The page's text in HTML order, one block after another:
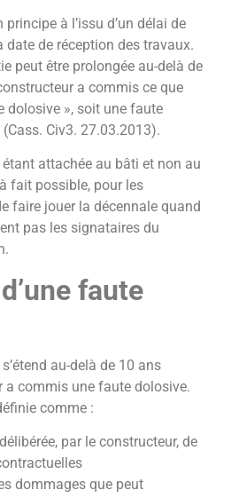
à l’issu d’un délai de
date de réception des travaux.
peut être prolongée au-delà de
a commis ce que
dolosive », soit une faute
Civ3. 27.03.2013).
attachée au bâti et non au
fait possible, pour les
faire jouer la décennale quand
pas les signataires du
faute
au-delà de 10 ans
a commis une faute dolosive.
comme :
par le constructeur, de
dommages que peut